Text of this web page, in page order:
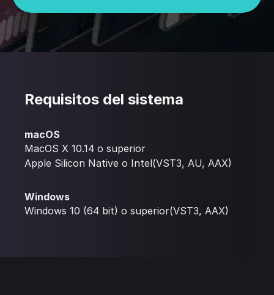
Requisitos del sistema
macOS
MacOS X 10.14 o superior
Apple Silicon Native o Intel(VST3, AU, AAX)
Windows
Windows 10 (64 bit) o superior(VST3, AAX)